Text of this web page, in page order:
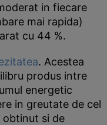
in fiecare
mai rapida)
cu 44 %.
. Acestea
produs intre
energetic
in greutate de cel
obtinut si de